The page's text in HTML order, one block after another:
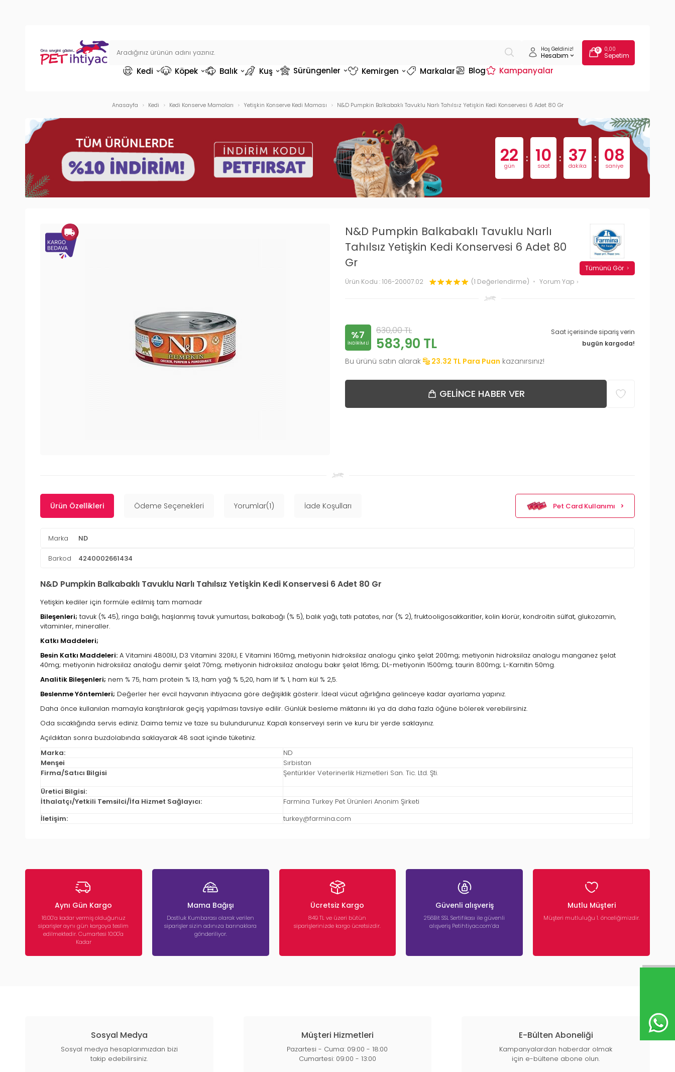
Hoş Geldiniz!
Hesabım
0 0,00
Sepetim
Kedi Köpek Balık Kuş Sürüngenler Kemirgen Markalar Blog Kampanyalar
Anasayfa Kedi Kedi Konserve Mamaları Yetişkin Konserve Kedi Maması N&D Pumpkin Balkabaklı Tavuklu Narlı Tahılsız Yetişkin Kedi Konservesi 6 Adet 80 Gr
22
gün 10
saat 37
dakika 07
saniye
N&D Pumpkin Balkabaklı Tavuklu Narlı
Tahılsız Yetişkin Kedi Konservesi 6 Adet 80
Gr
Ürün Kodu : 106-20007.02 (1 Değerlendirme) Yorum Yap
Tümünü Gör
%7
INDIRIMLI
630,00TL
583,90 TL
Saat içerisinde sipariş verin
bugün kargoda!
Bu ürünü satın alarak 23.32 TL Para Puan kazanırsınız!
GELINCE HABER VER
Ürün Özellikleri Ödeme Seçenekleri Yorumlar(1) İade Koşulları Pet Card Kullanımı
Marka ND
Barkod 4240002661434
N&D Pumpkin Balkabaklı Tavuklu Narlı Tahılsız Yetişkin Kedi Konservesi 6 Adet 80 Gr
Yetişkin kediler için formüle edilmiş tam mamadır
Bileşenleri; tavuk (% 45), ringa balığı, haşlanmış tavuk yumurtası, balkabağı (% 5), balık yağı, tatlı patates, nar (% 2), fruktooligosakkaritler, kolin klorür, kondroitin sülfat, glukozamin,
vitaminler, mineraller.
Katkı Maddeleri;
Besin Katkı Maddeleri: A Vitamini 4800IU, D3 Vitamini 320IU, E Vitamini 160mg, metiyonin hidroksilaz analogu çinko şelat 200mg; metiyonin hidroksilaz analogu manganez şelat
40mg; metiyonin hidroksilaz analoğu demir şelat 70mg; metiyonin hidroksilaz analogu bakır şelat 16mg; DL-metiyonin 1500mg; taurin 800mg; L-Karnitin 50mg.
Analitik Bileşenleri; nem % 75, ham protein % 13, ham yağ % 5,20, ham lif % 1, ham kül % 2,5.
Beslenme Yöntemleri; Değerler her evcil hayvanın ihtiyacına göre değişiklik gösterir. İdeal vücut ağırlığına gelinceye kadar ayarlama yapınız.
Daha önce kullanılan mamayla karıştırılarak geçiş yapılması tavsiye edilir. Günlük besleme miktarını iki ya da daha fazla öğüne bölerek verebilirsiniz.
Oda sıcaklığında servis ediniz. Daima temiz ve taze su bulundurunuz. Kapalı konserveyi serin ve kuru bir yerde saklayınız.
Açıldıktan sonra buzdolabında saklayarak 48 saat içinde tüketiniz.
Marka:
ND
Menşei
Sırbistan
Firma/Satıcı Bilgisi
Şentürkler Veterinerlik Hizmetleri San. Tic. Ltd. Şti.
Üretici Bilgisi:
İthalatçı/Yetkili Temsilci/İfa Hizmet Sağlayıcı:
Farmina Turkey Pet Ürünleri Anonim Şirketi
İletişim:
turkey@farmina.com
Aynı Gün Kargo
16:00’a kadar vermiş olduğunuz
siparişler aynı gün kargoya teslim
edilmektedir. Cumartesi 10:00'a
Kadar
Mama Bağışı
Dostluk Kumbarası olarak verilen
siparişler sizin adınıza barınaklara
gönderiliyor.
Ücretsiz Kargo
849 TL ve üzeri bütün
siparişlerinizde kargo ücretsizdir.
Güvenli alışveriş
256Bit SSL Sertifikası ile güvenli
alışveriş Petihtiyac.com’da
Mutlu Müşteri
Müşteri mutluluğu 1. önceliğimizdir.
Sosyal Medya
Sosyal medya hesaplarımızdan bizi
takip edebilirsiniz.
Müşteri Hizmetleri
Pazartesi - Cuma: 09:00 - 18:00
Cumartesi: 09:00 - 13:00
E-Bülten Aboneliği
Kampanyalardan haberdar olmak
için e-bültene abone olun.